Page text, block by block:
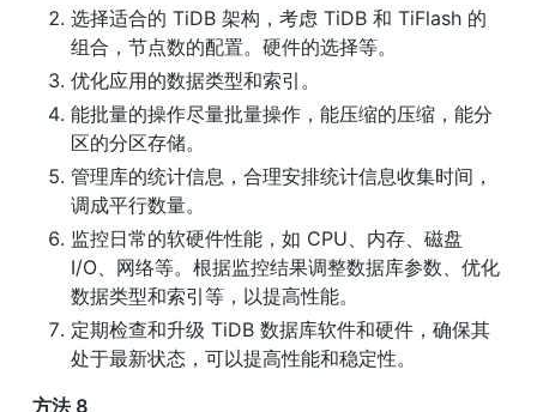
选择适合的 TiDB 架构，考虑 TiDB 和 TiFlash 的
组合，节点数的配置。硬件的选择等。
优化应用的数据类型和索引。
能批量的操作尽量批量操作，能压缩的压缩，能分
区的分区存储。
管理库的统计信息，合理安排统计信息收集时间，
调成平行数量。
监控日常的软硬件性能，如 CPU、内存、磁盘
I/O、网络等。根据监控结果调整数据库参数、优化
数据类型和索引等，以提高性能。
定期检查和升级 TiDB 数据库软件和硬件，确保其
处于最新状态，可以提高性能和稳定性。
方法 8